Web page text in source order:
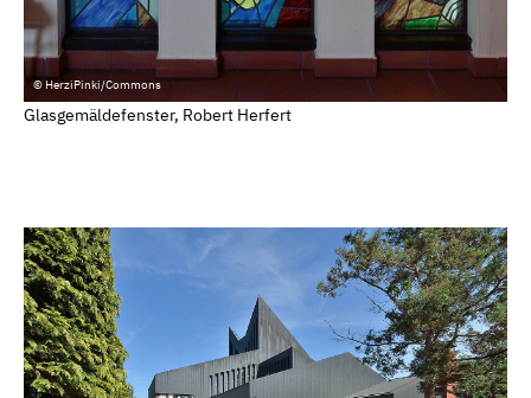
© HerziPinki/Commons
Glasgemäldefenster, Robert Herfert